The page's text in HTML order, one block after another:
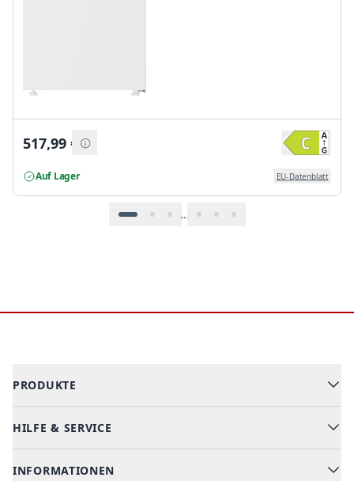
517,99 €
Auf Lager EU-Datenblatt
…
PRODUKTE
Alle Kategorien
HILFE & SERVICE
Hilfe & FAQ
INFORMATIONEN